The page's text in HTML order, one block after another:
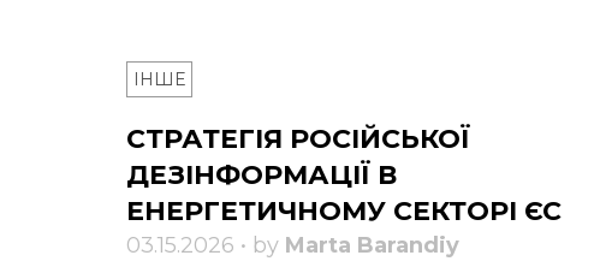
ІНШЕ
СТРАТЕГІЯ РОСІЙСЬКОЇ
ДЕЗІНФОРМАЦІЇ В
ЕНЕРГЕТИЧНОМУ СЕКТОРІ ЄС
03.15.2026 • by Marta Barandiy